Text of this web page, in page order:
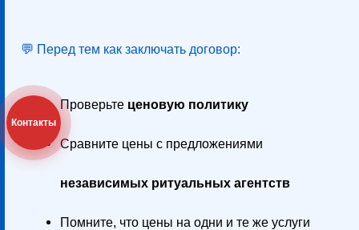
💬 Перед тем как заключать договор:
Проверьте ценовую политику
Сравните цены с предложениями
независимых ритуальных агентств
Помните, что цены на одни и те же услуги
Контакты